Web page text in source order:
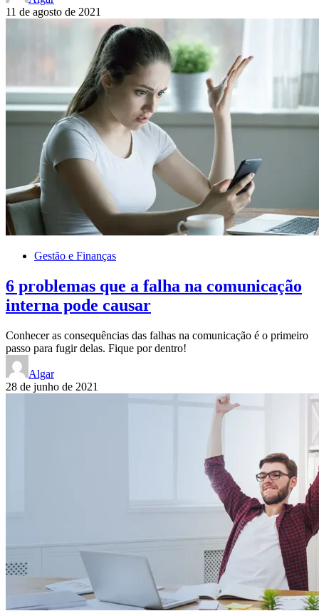
11 de agosto de 2021
Gestão e Finanças
6 problemas que a falha na comunicação
interna pode causar
Conhecer as consequências das falhas na comunicação é o primeiro
passo para fugir delas. Fique por dentro!
Algar
28 de junho de 2021